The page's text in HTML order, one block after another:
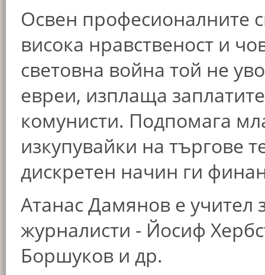
Освен професионалните
висока нравственост и
световна война той не
евреи, изплаща
комунисти. Подпомага
изкупувайки на търгове
дискретен начин ги
Атанас Дамянов е учител
журналисти - Йосиф
Боршуков и др.